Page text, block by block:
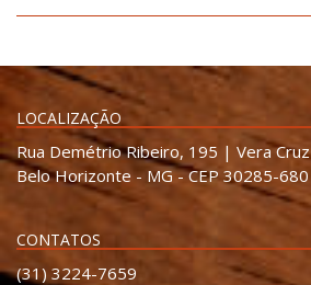
LOCALIZAÇÃO
Rua Demétrio Ribeiro, 195 | Vera Cruz
Belo Horizonte - MG - CEP 30285-680
CONTATOS
(31) 3224-7659